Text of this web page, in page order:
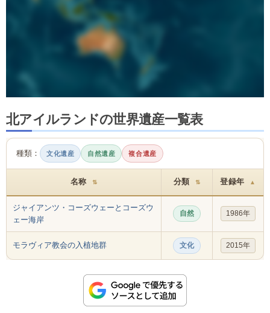
北アイルランドの世界遺産一覧表
種類： 文化遺産 自然遺産 複合遺産
名称 ⇅ 分類 ⇅ 登録年 ▲
ジャイアンツ・コーズウェーとコーズウ
ェー海岸
自然 1986年
モラヴィア教会の入植地群 文化 2015年